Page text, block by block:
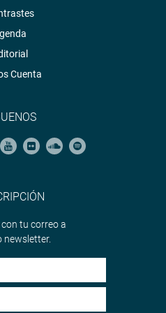
Cuenta
tu correo a
newsletter.